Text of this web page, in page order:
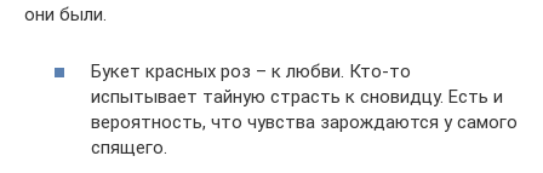
они были.
Букет красных роз – к любви. Кто-то
испытывает тайную страсть к сновидцу. Есть и
вероятность, что чувства зарождаются у самого
спящего.